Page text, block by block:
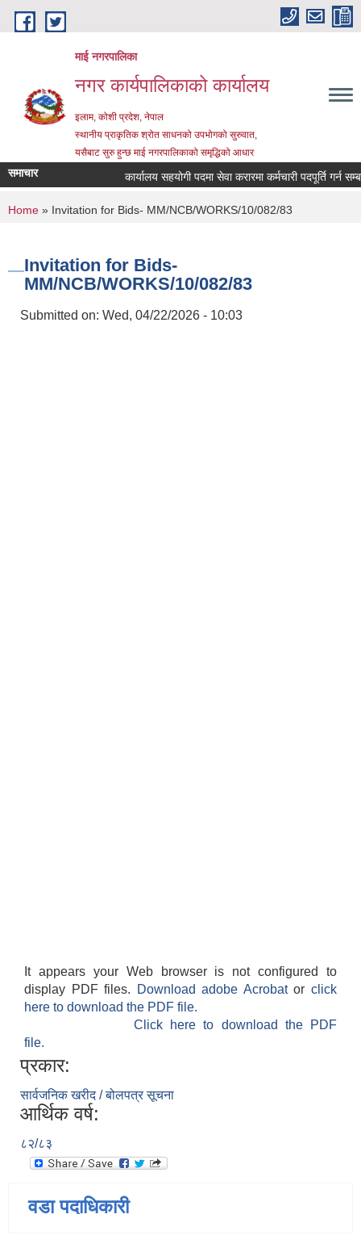
Skip to main content
माई नगरपालिका
नगर कार्यपालिकाको कार्यालय
इलाम, कोशी प्रदेश, नेपाल
स्थानीय प्राकृतिक श्रोत साधनको उपभोगको सुरुवात,
यसैबाट सुरु हुन्छ माई नगरपालिकाको समृद्धिको आधार
समाचार कार्यालय सहयोगी पदमा सेवा करारमा कर्मचारी पदपूर्ति गर्न
You are here
Home » Invitation for Bids- MM/NCB/WORKS/10/082/83
Invitation for Bids-
MM/NCB/WORKS/10/082/83
Submitted on: Wed, 04/22/2026 - 10:03
It appears your Web browser is not configured to
display PDF files.
Download adobe Acrobatorclick
here to download the PDF file.
Click here to download the PDF
file.
प्रकार:
सार्वजनिक खरीद / बोलपत्र सूचना
आर्थिक वर्ष:
८२/८३
वडा पदाधिकारी